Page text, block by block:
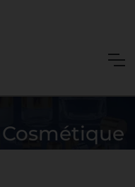
Cosmétique